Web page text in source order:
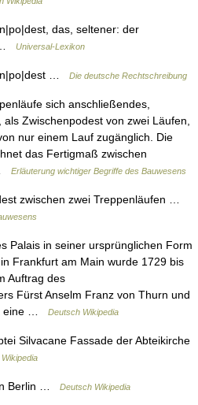
das, seltener: der
…
Universal-Lexikon
… Die deutsche Rechtschreibung
sich anschließendes,
Zwischenpodest von zwei Läufen,
nur einem Lauf zugänglich. Die
das Fertigmaß zwischen
Erläuterung wichtiger Begriffe des Bauwesens
zwischen zwei Treppenläufen …
Palais in seiner ursprünglichen Form
Frankfurt am Main wurde 1729 bis
Auftrag des
Fürst Anselm Franz von Thurn und
eine …
Deutsch Wikipedia
Silvacane Fassade der Abteikirche
Berlin … Deutsch Wikipedia